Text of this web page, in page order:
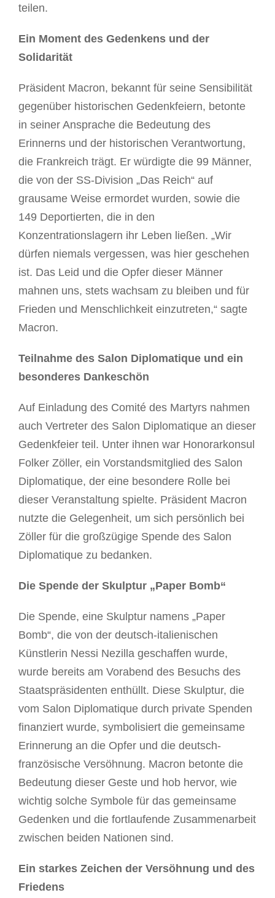
teilen.
Ein Moment des Gedenkens und der
Solidarität
Präsident Macron, bekannt für seine Sensibilität
gegenüber historischen Gedenkfeiern, betonte
in seiner Ansprache die Bedeutung des
Erinnerns und der historischen Verantwortung,
die Frankreich trägt. Er würdigte die 99 Männer,
die von der SS-Division „Das Reich“ auf
grausame Weise ermordet wurden, sowie die
149 Deportierten, die in den
Konzentrationslagern ihr Leben ließen. „Wir
dürfen niemals vergessen, was hier geschehen
ist. Das Leid und die Opfer dieser Männer
mahnen uns, stets wachsam zu bleiben und für
Frieden und Menschlichkeit einzutreten,“ sagte
Macron.
Teilnahme des Salon Diplomatique und ein
besonderes Dankeschön
Auf Einladung des Comité des Martyrs nahmen
auch Vertreter des Salon Diplomatique an dieser
Gedenkfeier teil. Unter ihnen war Honorarkonsul
Folker Zöller, ein Vorstandsmitglied des Salon
Diplomatique, der eine besondere Rolle bei
dieser Veranstaltung spielte. Präsident Macron
nutzte die Gelegenheit, um sich persönlich bei
Zöller für die großzügige Spende des Salon
Diplomatique zu bedanken.
Die Spende der Skulptur „Paper Bomb“
Die Spende, eine Skulptur namens „Paper
Bomb“, die von der deutsch-italienischen
Künstlerin Nessi Nezilla geschaffen wurde,
wurde bereits am Vorabend des Besuchs des
Staatspräsidenten enthüllt. Diese Skulptur, die
vom Salon Diplomatique durch private Spenden
finanziert wurde, symbolisiert die gemeinsame
Erinnerung an die Opfer und die deutsch-
französische Versöhnung. Macron betonte die
Bedeutung dieser Geste und hob hervor, wie
wichtig solche Symbole für das gemeinsame
Gedenken und die fortlaufende Zusammenarbeit
zwischen beiden Nationen sind.
Ein starkes Zeichen der Versöhnung und des
Friedens